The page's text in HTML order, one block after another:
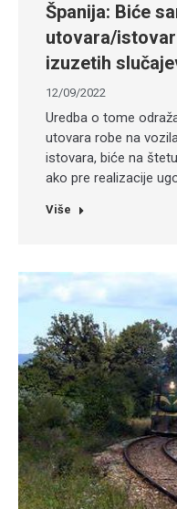
Španija: Biće
utovara/
izuzetih
12/09/2022
Uredba o tome
utovara robe na
istovara, biće na
ako pre realizacije
Više